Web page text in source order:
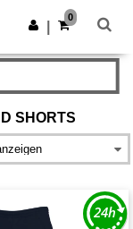
App holen
0
SHORTS